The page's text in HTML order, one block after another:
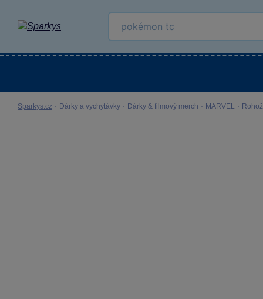
Sparkys.cz · Dárky a vychytávky · Dárky & filmový merch · MARVEL ·